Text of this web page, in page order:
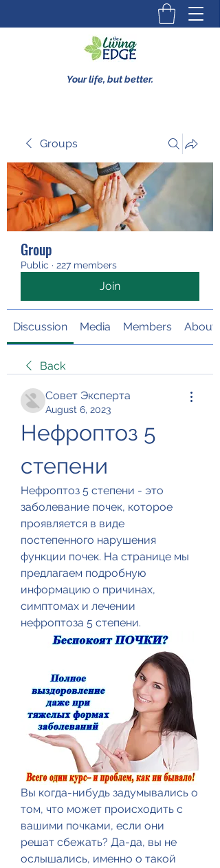
Your life, but better.
Groups
Group
Public · 227 members
Join
Discussion Media Members About
Back
Совет Эксперта
August 6, 2023
Нефроптоз 5
степени
Нефроптоз 5 степени - это
заболевание почек, которое
проявляется в виде
постепенного нарушения
функции почек. На странице мы
предлагаем подробную
информацию о причинах,
симптомах и лечении
нефроптоза 5 степени.
Вы когда-нибудь задумывались о
том, что может происходить с
вашими почками, если они
решат сбежать? Да-да, вы не
ослышались, именно о такой